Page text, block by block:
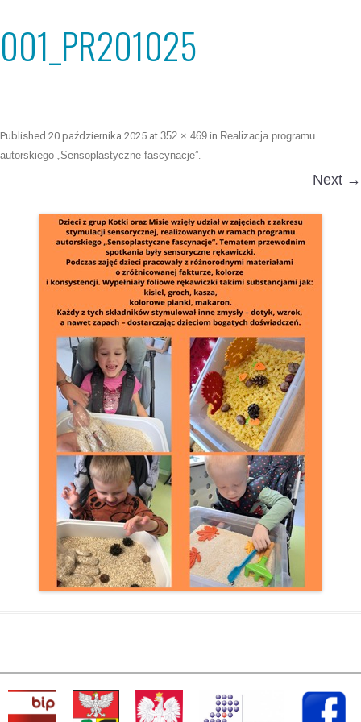
001_PR201025
Published 20 października 2025 at 352 × 469 in Realizacja programu
autorskiego „Sensoplastyczne fascynacje”.
Next →